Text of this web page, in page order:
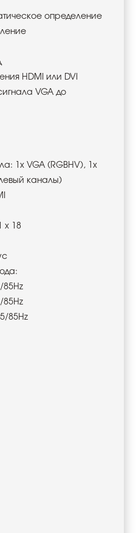
определение
HDMI или DVI
VGA до
1x VGA (RGBHV), 1x
каналы)
x 18
85Hz
85Hz
85Hz